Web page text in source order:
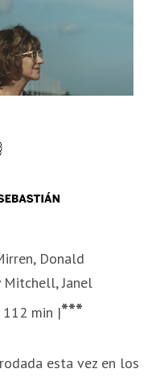
Donald
Mitchell, Janel
min |***
esta vez en los